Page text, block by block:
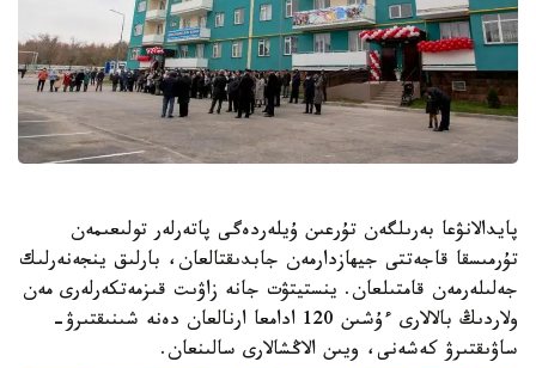
پايدالانۋعا بەرىلگەن تۇرعىن ۇيلەردەگى پاتەرلەر تولىعىمەن
تۇرمىسقا قاجەتتى جيھازدارمەن جابدىقتالعان، بارلىق ينجەنەرلىك
جەلىلەرمەن قامتىلعان. ينستيتۋت جانە زاۋىت قىزمەتكەرلەرى مەن
ولاردىڭ بالالارى ءۇشىن 120 ادامعا ارنالعان دەنە شىنىقتىرۋ-
ساۋىقتىرۋ كەشەنى، ويىن الاڭشالارى سالىنعان.